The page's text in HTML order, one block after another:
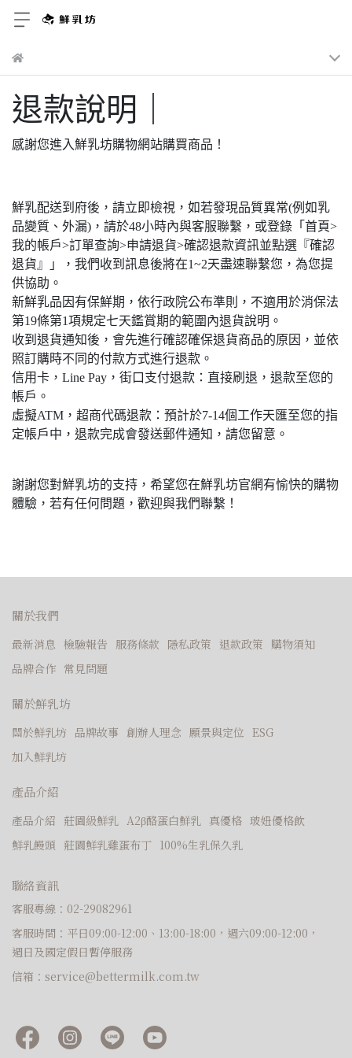
退款說明｜
感謝您進入鮮乳坊購物網站購買商品！
鮮乳配送到府後，請立即檢視，如若發現品質異常(例如乳
品變質、外漏)，請於48小時內與客服聯繫，或登錄「首頁>
我的帳戶>訂單查詢>申請退貨>確認退款資訊並點選『確認
退貨』」，我們收到訊息後將在1~2天盡速聯繫您，為您提
供協助。
新鮮乳品因有保鮮期，依行政院公布準則，不適用於消保法
第19條第1項規定七天鑑賞期的範圍內退貨說明。
收到退貨通知後，會先進行確認確保退貨商品的原因，並依
照訂購時不同的付款方式進行退款。
信用卡，Line Pay，街口支付退款：直接刷退，退款至您的
帳戶。
虛擬ATM，超商代碼退款：預計於7-14個工作天匯至您的指
定帳戶中，退款完成會發送郵件通知，請您留意。
謝謝您對鮮乳坊的支持，希望您在鮮乳坊官網有愉快的購物
體驗，若有任何問題，歡迎與我們聯繫！
關於我們
最新消息 檢驗報告 服務條款 隱私政策 退款政策 購物須知
品牌合作 常見問題
關於鮮乳坊
關於鮮乳坊 品牌故事 創辦人理念 願景與定位 ESG
加入鮮乳坊
產品介紹
產品介紹 莊園級鮮乳 A2β酪蛋白鮮乳 真優格 玻妞優格飲
鮮乳饅頭 莊園鮮乳雞蛋布丁 100%生乳保久乳
聯絡資訊
客服專線：02-29082961
客服時間：平日09:00-12:00、13:00-18:00，週六09:00-12:00，
週日及國定假日暫停服務
信箱：service@bettermilk.com.tw